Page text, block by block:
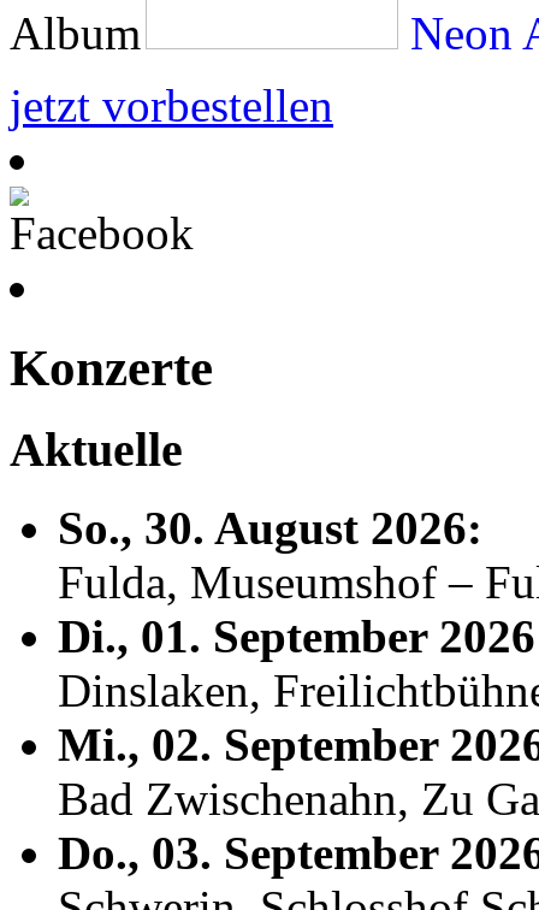
Neon
jetzt vorbestellen
Konzerte
Aktuelle
So., 30. August 2026:
Fulda, Museumshof –
Di., 01. September
Dinslaken,
Mi., 02. September
Bad Zwischenahn, Zu
Do., 03. September